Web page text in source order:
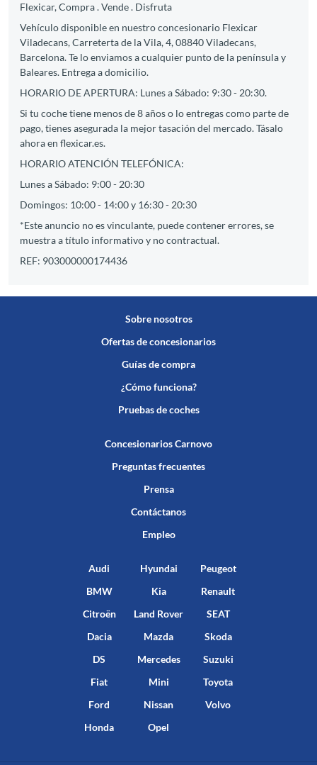
Flexicar, Compra . Vende . Disfruta
Vehículo disponible en nuestro concesionario Flexicar
Viladecans, Carreterta de la Vila, 4, 08840 Viladecans,
Barcelona. Te lo enviamos a cualquier punto de la península y
Baleares. Entrega a domicilio.
HORARIO DE APERTURA: Lunes a Sábado: 9:30 - 20:30.
Si tu coche tiene menos de 8 años o lo entregas como parte de
pago, tienes asegurada la mejor tasación del mercado. Tásalo
ahora en flexicar.es.
HORARIO ATENCIÓN TELEFÓNICA:
Lunes a Sábado: 9:00 - 20:30
Domingos: 10:00 - 14:00 y 16:30 - 20:30
*Este anuncio no es vinculante, puede contener errores, se
muestra a título informativo y no contractual.
REF: 903000000174436
Sobre nosotros
Ofertas de concesionarios
Guías de compra
¿Cómo funciona?
Pruebas de coches
Concesionarios Carnovo
Preguntas frecuentes
Prensa
Contáctanos
Empleo
Audi
BMW
Citroën
Dacia
DS
Fiat
Ford
Honda
Hyundai
Kia
Land Rover
Mazda
Mercedes
Mini
Nissan
Opel
Peugeot
Renault
SEAT
Skoda
Suzuki
Toyota
Volvo